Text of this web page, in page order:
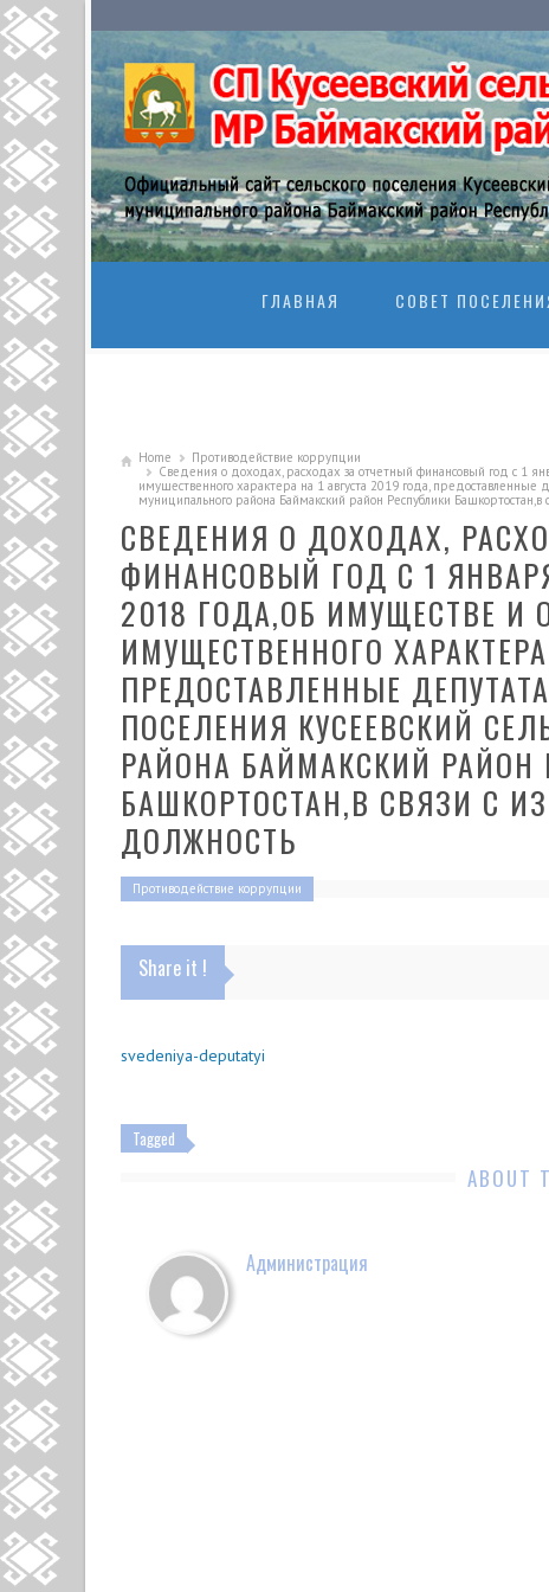
ГЛАВНАЯ
СОВЕТ
Home
Противодействие коррупции
Сведения о доходах, расходах за отчетный финансовый год с 1
имущественного характера на 1 августа 2019 года, предоставленные
муниципального района Баймакский район Республики
СВЕДЕНИЯ О ДОХОДАХ,
ФИНАНСОВЫЙ ГОД С 1
2018 ГОДА,ОБ ИМУЩЕСТВЕ И
ИМУЩЕСТВЕННОГО
ПРЕДОСТАВЛЕННЫЕ
ПОСЕЛЕНИЯ КУСЕЕВСКИЙ
РАЙОНА БАЙМАКСКИЙ РАЙОН
БАШКОРТОСТАН,В СВЯЗИ С
ДОЛЖНОСТЬ
Противодействие коррупции
Share it !
svedeniya-deputatyi
Tagged
ABOUT
Администрация